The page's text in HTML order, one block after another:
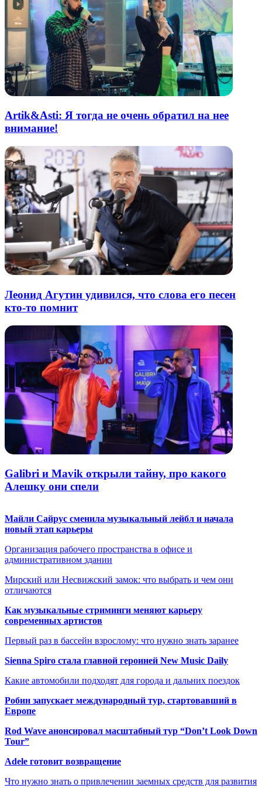
Artik&Asti: Я тогда не очень обратил на нее
внимание!
Леонид Агутин удивился, что слова его песен
кто-то помнит
Galibri и Mavik открыли тайну, про какого
Алешку они спели
Майли Сайрус сменила музыкальный лейбл и начала
новый этап карьеры
Организация рабочего пространства в офисе и
административном здании
Мирский или Несвижский замок: что выбрать и чем они
отличаются
Как музыкальные стриминги меняют карьеру
современных артистов
Первый раз в бассейн взрослому: что нужно знать заранее
Sienna Spiro стала главной героиней New Music Daily
Какие автомобили подходят для города и дальних поездок
Робин запускает международный тур, стартовавший в
Европе
Rod Wave анонсировал масштабный тур “Don’t Look Down
Tour”
Adele готовит возвращение
Что нужно знать о привлечении заемных средств для развития